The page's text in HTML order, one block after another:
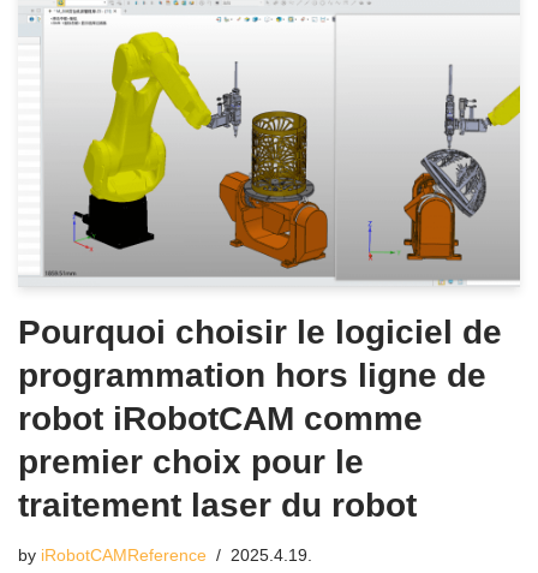
Pourquoi choisir le logiciel de
programmation hors ligne de
robot iRobotCAM comme
premier choix pour le
traitement laser du robot
by iRobotCAMReference 2025.4.19.